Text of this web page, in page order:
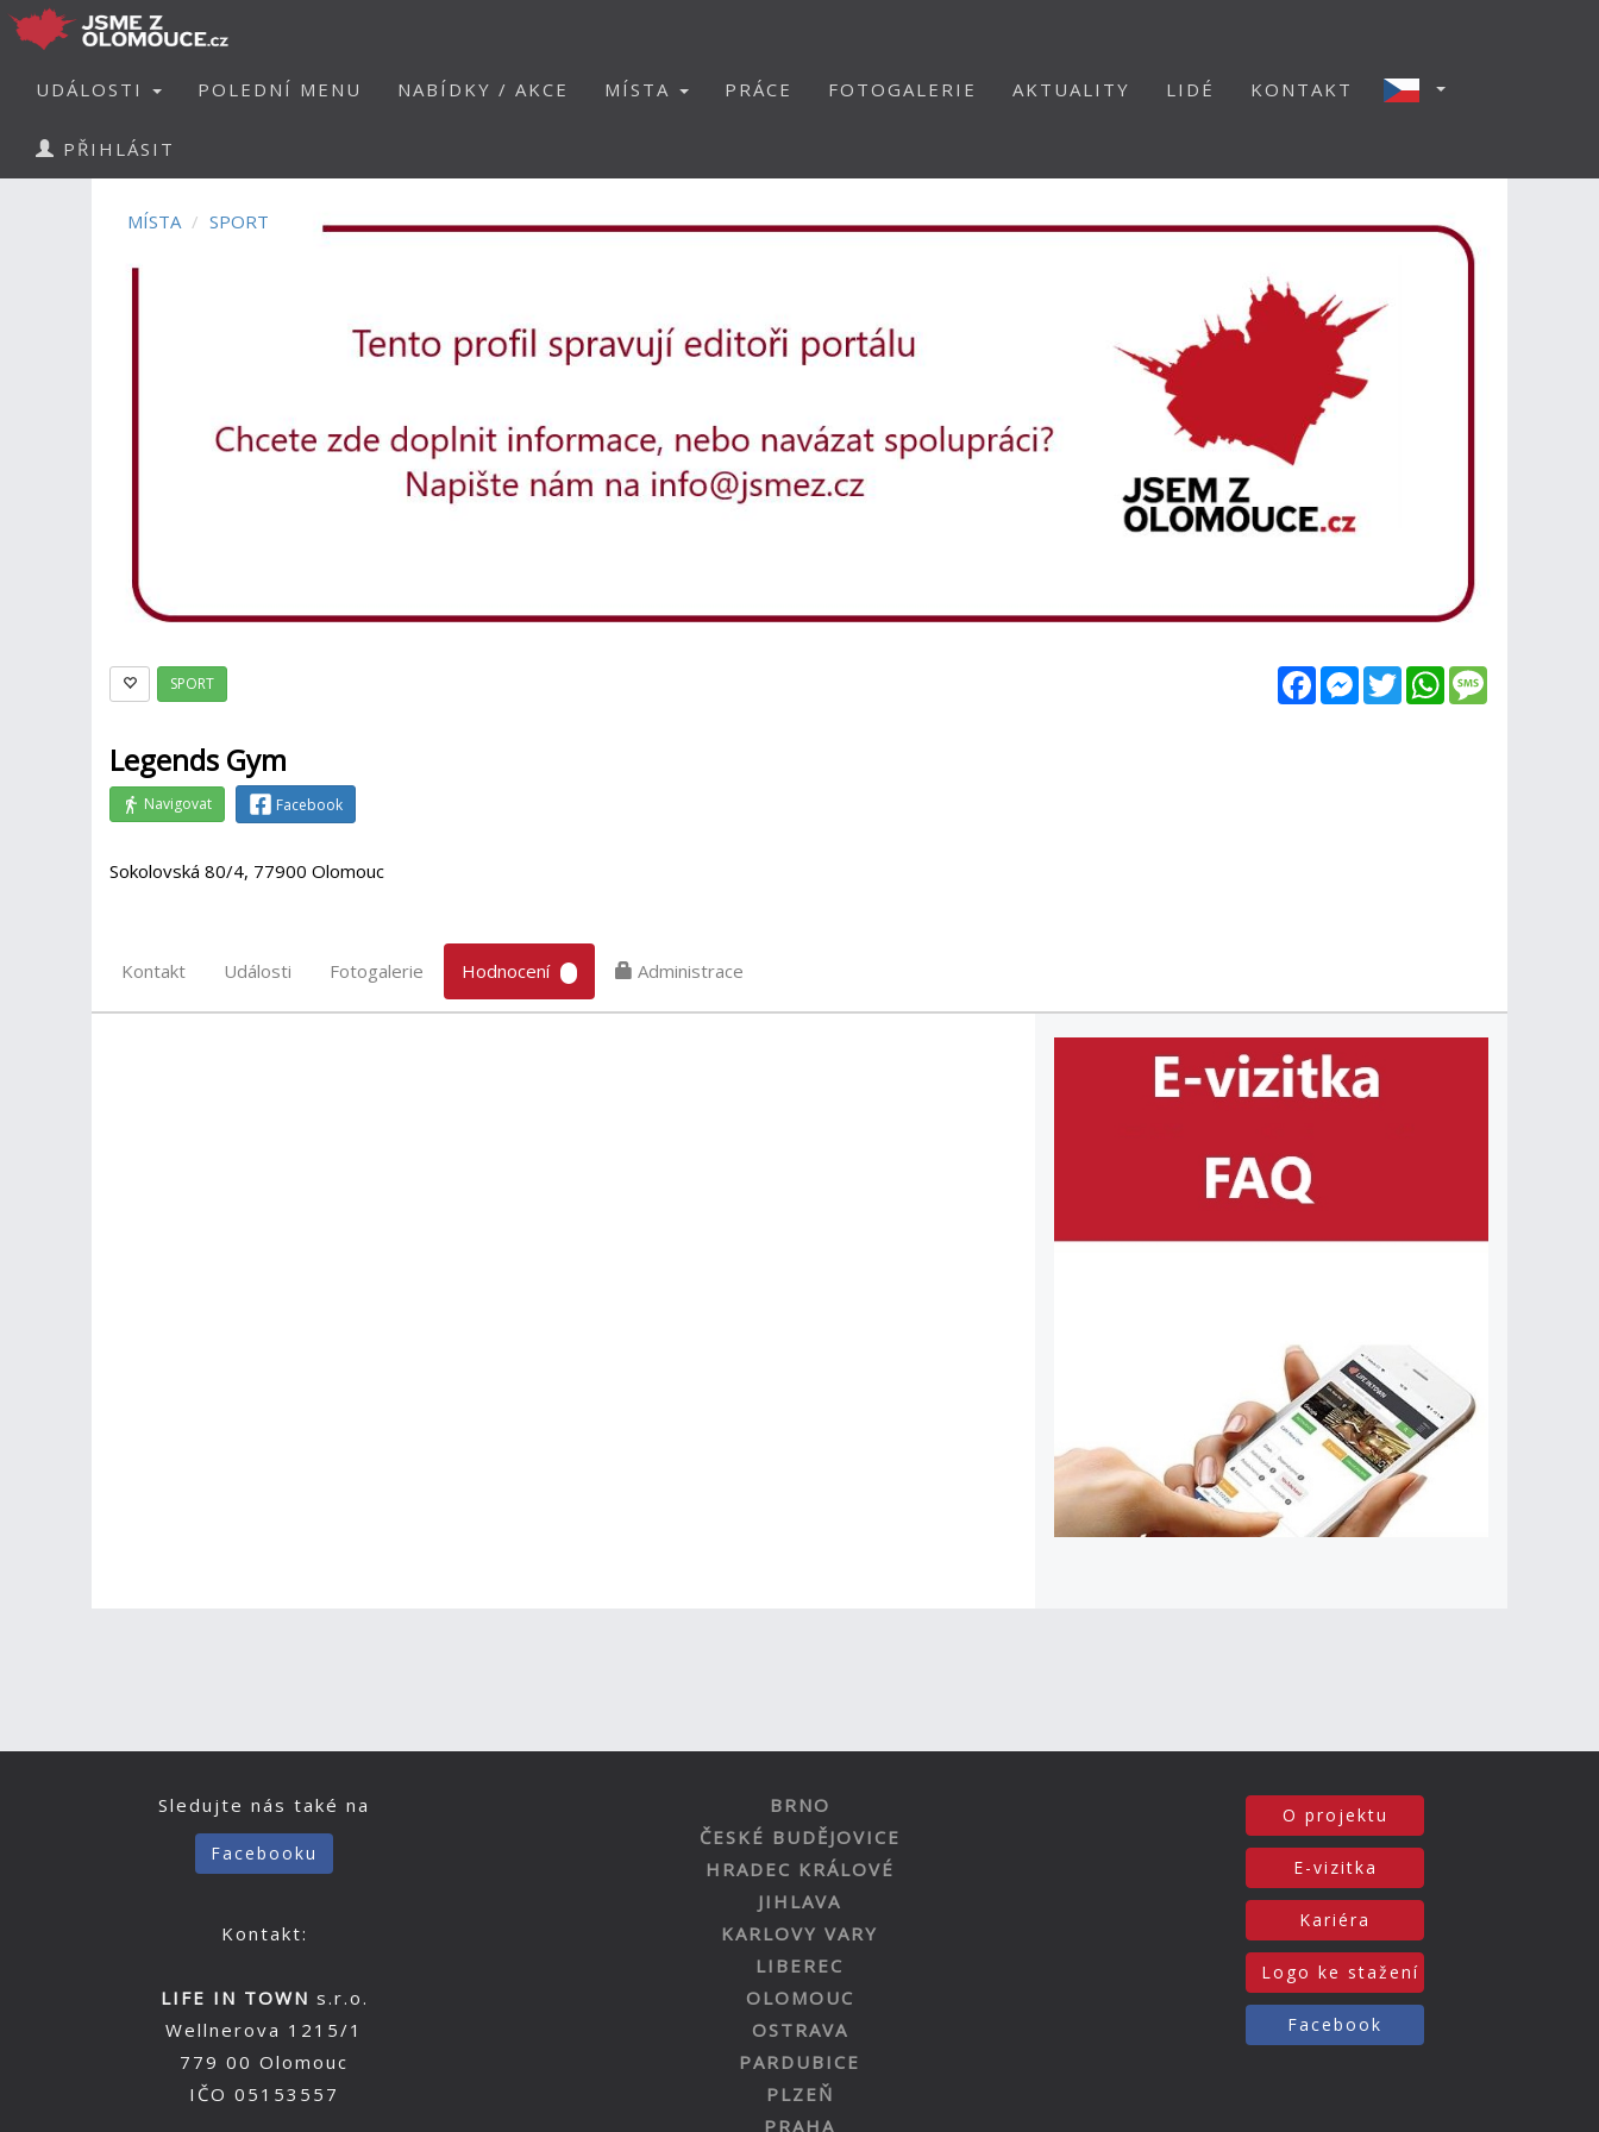
UDÁLOSTI POLEDNÍ MENU NABÍDKY / AKCE MÍSTA PRÁCE FOTOGALERIE AKTUALITY LIDÉ KONTAKT
PŘIHLÁSIT
MÍSTA SPORT
FacebookMessenger
TwitterWhatsApp
SPORT
Legends Gym
Navigovat Facebook
Sokolovská 80/4, 77900 Olomouc
Kontakt Události Fotogalerie Hodnocení Administrace
Sledujte nás také na
Facebooku
Kontakt:
LIFE IN TOWN s.r.o.
Wellnerova 1215/1
779 00 Olomouc
IČO 05153557
BRNO
ČESKÉ BUDĚJOVICE
HRADEC KRÁLOVÉ
JIHLAVA
KARLOVY VARY
LIBEREC
OLOMOUC
OSTRAVA
PARDUBICE
PLZEŇ
PRAHA
O projektu
E-vizitka
Kariéra
Logo ke stažení
Facebook